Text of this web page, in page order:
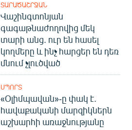
ՏԱՐԱԾԱՇՐՋԱՆ
Վաշինգտոնյան
գագաթնաժողովից մեկ
տարի անց. ուր են հասել
կողմերը և ինչ հարցեր են դեռ
մնում չլուծված
ՍՊՈՐՏ
«Օլիմպավան»-ը փակ է.
հավաքականի մարզիկներն
աշխարհի առաջնությանը